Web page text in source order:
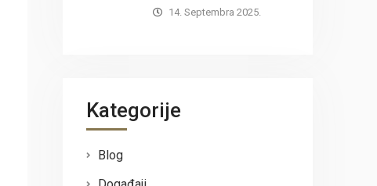
14. Septembra 2025.
Kategorije
Blog